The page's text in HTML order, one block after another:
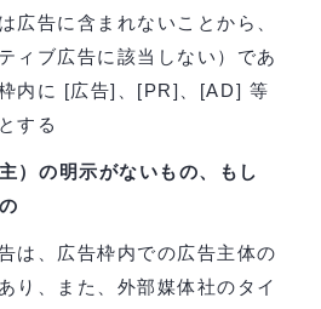
広告に含まれないことから、
ィブ広告に該当しない）であ
内に [広告]、[PR]、[AD] 等
する
）の明示がないもの、もし
は、広告枠内での広告主体の
り、また、外部媒体社のタイ